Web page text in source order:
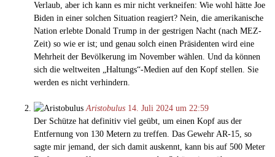
Verlaub, aber ich kann es mir nicht verkneifen: Wie wohl hätte Joe
Biden in einer solchen Situation reagiert? Nein, die amerikanische
Nation erlebte Donald Trump in der gestrigen Nacht (nach MEZ-
Zeit) so wie er ist; und genau solch einen Präsidenten wird eine
Mehrheit der Bevölkerung im November wählen. Und da können
sich die weltweiten „Haltungs“-Medien auf den Kopf stellen. Sie
werden es nicht verhindern.
Aristobulus 14. Juli 2024 um 22:59
Der Schütze hat definitiv viel geübt, um einen Kopf aus der
Entfernung von 130 Metern zu treffen. Das Gewehr AR-15, so
sagte mir jemand, der sich damit auskennt, kann bis auf 500 Meter